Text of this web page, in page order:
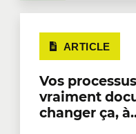
ARTICLE
Vos
vraiment
changer ça,